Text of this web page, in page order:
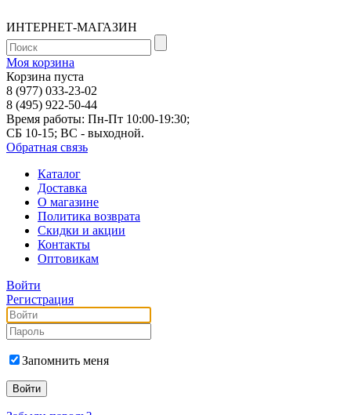
ИНТЕРНЕТ-МАГАЗИН
Моя корзина
Корзина пуста
8 (977) 033-23-02
8 (495) 922-50-44
Время работы: Пн-Пт 10:00-19:30;
СБ 10-15; ВС - выходной.
Обратная связь
Каталог
Доставка
О магазине
Политика возврата
Скидки и акции
Контакты
Оптовикам
Войти
Регистрация
Запомнить меня